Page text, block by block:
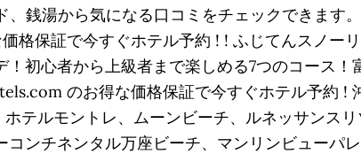
銭湯から気になる口コミをチェックできます
格保証で今すぐホテル予約 ! ! ふじてんスノー
初心者から上級者まで楽しめる7つのコース
のお得な価格保証で今すぐホテル予約 !
テルモントレ、ムーンビーチ、ルネッサンス
ンチネンタル万座ビーチ、マンリンビューパ